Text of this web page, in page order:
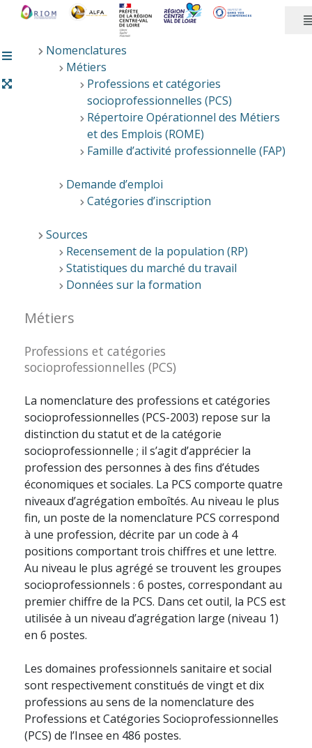
Nomenclatures
Métiers
Professions et catégories
socioprofessionnelles (PCS)
Répertoire Opérationnel des Métiers
et des Emplois (ROME)
Famille d’activité professionnelle (FAP)
Demande d’emploi
Catégories d’inscription
Sources
Recensement de la population (RP)
Statistiques du marché du travail
Données sur la formation
Métiers
Professions et catégories
socioprofessionnelles (PCS)
La nomenclature des professions et catégories
socioprofessionnelles (PCS-2003) repose sur la
distinction du statut et de la catégorie
socioprofessionnelle ; il s’agit d’apprécier la
profession des personnes à des fins d’études
économiques et sociales. La PCS comporte quatre
niveaux d’agrégation emboîtés. Au niveau le plus
fin, un poste de la nomenclature PCS correspond
à une profession, décrite par un code à 4
positions comportant trois chiffres et une lettre.
Au niveau le plus agrégé se trouvent les groupes
socioprofessionnels : 6 postes, correspondant au
premier chiffre de la PCS. Dans cet outil, la PCS est
utilisée à un niveau d’agrégation large (niveau 1)
en 6 postes.
Les domaines professionnels sanitaire et social
sont respectivement constitués de vingt et dix
professions au sens de la nomenclature des
Professions et Catégories Socioprofessionnelles
(PCS) de l’Insee en 486 postes.
Panneau de gestion des cookies